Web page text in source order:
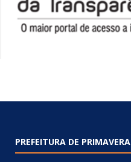
PREFEITURA DE PRIMAVERA